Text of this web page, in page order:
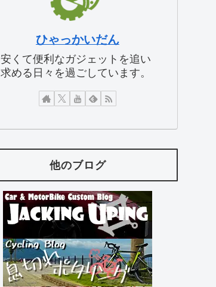
ひゃっかいだん
安くて便利なガジェットを追い
求める日々を過ごしています。
他のブログ